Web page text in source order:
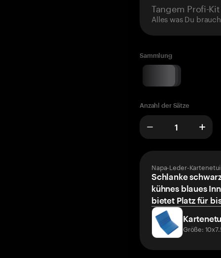
Tangem Profi-Kit
Alles was Du
Sammlung
Anzahl der Sätze
Napa-Leder-
Schlanke
kühnes blaues
bietet Platz für
Größe: